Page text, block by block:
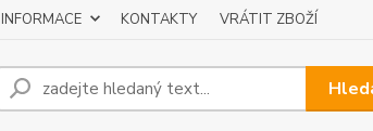
INFORMACE KONTAKTY VRÁTIT ZBOŽÍ